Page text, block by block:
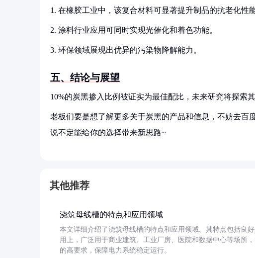
1. 在橡胶工业中，该复合材料可显著提升制品的抗老化性能
2. 涂料行业应用可同时实现光催化和着色功能。
3. 环保领域展现出优异的污染物降解能力。
五、结论与展望
10%的炭黑掺入比例被证实为最佳配比，未来研究将探索
老板们要是想了解更多关于炭黑的产品和信息，不妨去百
说不定能给你的选择带来新思路~
其他推荐
浇筑母线槽的特点和应用领域
本文详细介绍了浇筑母线槽的特点和应用领域。其特点包括良
用上，广泛用于商业建筑、工业厂房、医院和数据中心等场所
的高要求，保障电力系统稳定运行。